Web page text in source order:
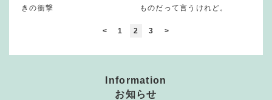
きの衝撃
ものだって言うけれど。
< 1 2 3 >
Information
お知らせ